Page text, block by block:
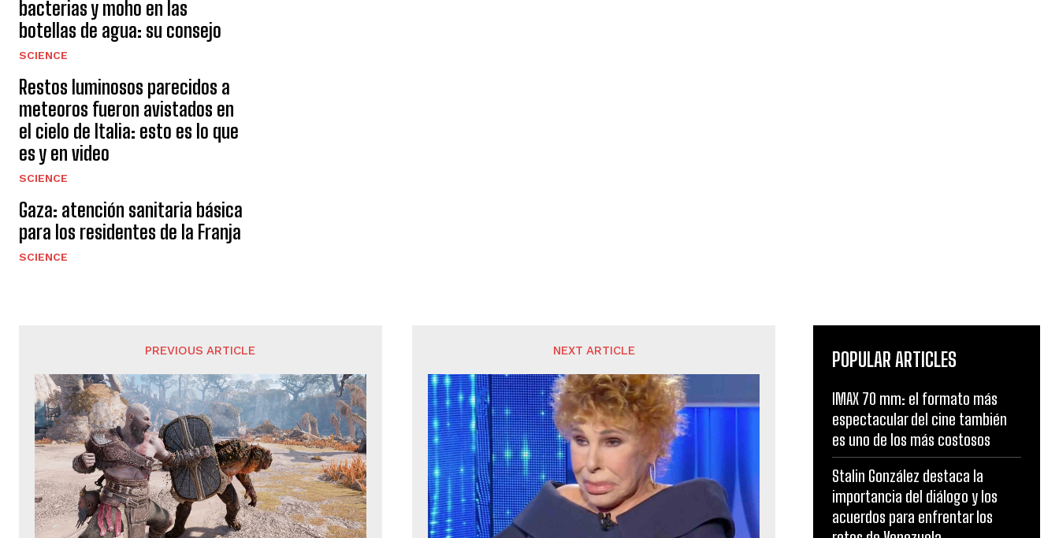
bacterias y moho en las
botellas de agua: su consejo
SCIENCE
Restos luminosos parecidos a
meteoros fueron avistados en
el cielo de Italia: esto es lo que
es y en video
SCIENCE
Gaza: atención sanitaria básica
para los residentes de la Franja
SCIENCE
PREVIOUS ARTICLE NEXT ARTICLE POPULAR ARTICLES
IMAX 70 mm: el formato más
espectacular del cine también
es uno de los más costosos
Stalin González destaca la
importancia del diálogo y los
acuerdos para enfrentar los